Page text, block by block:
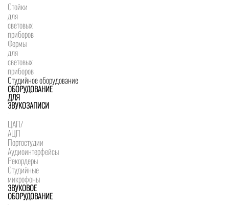
Стойки
для
световых
приборов
Фермы
для
световых
приборов
Студийное оборудование
ОБОРУДОВАНИЕ
ДЛЯ
ЗВУКОЗАПИСИ
ЦАП/
АЦП
Портостудии
Аудиоинтерфейсы
Рекордеры
Студийные
микрофоны
ЗВУКОВОЕ
ОБОРУДОВАНИЕ